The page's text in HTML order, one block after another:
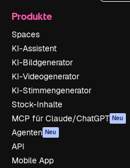
Produkte
Spaces
KI-Assistent
KI-Bildgenerator
KI-Videogenerator
KI-Stimmengenerator
Stock-Inhalte
MCP für Claude/ChatGPT Neu
Agenten Neu
API
Mobile App